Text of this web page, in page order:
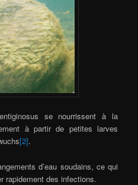
se nourrissent à la
à partir de petites larves
[2].
d’eau soudains, ce qui
rapidement des infections.